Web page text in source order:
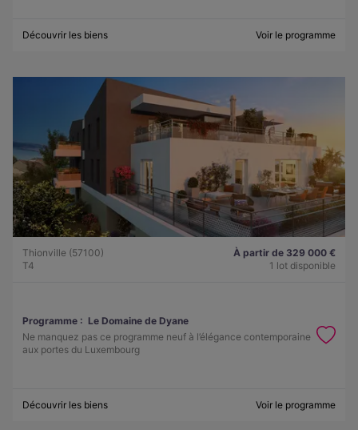
Découvrir les biens Voir le programme
Thionville (57100)
T4
À partir de 329 000 €
1 lot disponible
Programme : Le Domaine de Dyane
Ne manquez pas ce programme neuf à l’élégance contemporaine
aux portes du Luxembourg
Découvrir les biens Voir le programme